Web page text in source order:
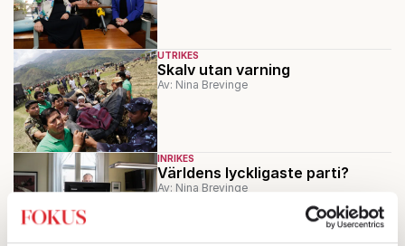
UTRIKES
Skalv utan varning
Av: Nina Brevinge
INRIKES
Världens lyckligaste parti?
Av: Nina Brevinge